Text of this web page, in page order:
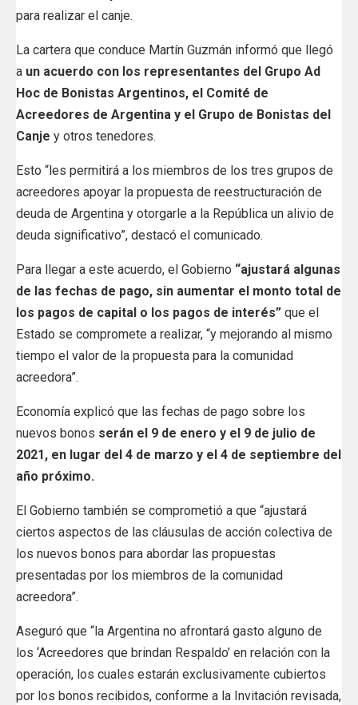
para realizar el canje.
La cartera que conduce Martín Guzmán informó que llegó
a un acuerdo con los representantes del Grupo Ad
Hoc de Bonistas Argentinos, el Comité de
Acreedores de Argentina y el Grupo de Bonistas del
Canje y otros tenedores.
Esto “les permitirá a los miembros de los tres grupos de
acreedores apoyar la propuesta de reestructuración de
deuda de Argentina y otorgarle a la República un alivio de
deuda significativo”, destacó el comunicado.
Para llegar a este acuerdo, el Gobierno “ajustará algunas
de las fechas de pago, sin aumentar el monto total de
los pagos de capital o los pagos de interés” que el
Estado se compromete a realizar, “y mejorando al mismo
tiempo el valor de la propuesta para la comunidad
acreedora”.
Economía explicó que las fechas de pago sobre los
nuevos bonos serán el 9 de enero y el 9 de julio de
2021, en lugar del 4 de marzo y el 4 de septiembre del
año próximo.
El Gobierno también se comprometió a que “ajustará
ciertos aspectos de las cláusulas de acción colectiva de
los nuevos bonos para abordar las propuestas
presentadas por los miembros de la comunidad
acreedora”.
Aseguró que “la Argentina no afrontará gasto alguno de
los ‘Acreedores que brindan Respaldo’ en relación con la
operación, los cuales estarán exclusivamente cubiertos
por los bonos recibidos, conforme a la Invitación revisada,